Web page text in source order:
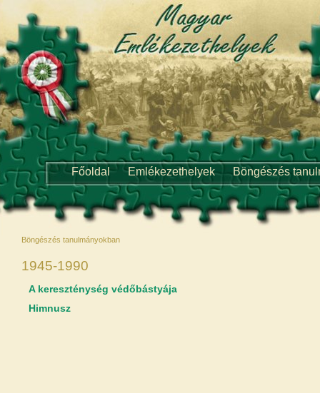
Főoldal Emlékezethelyek Böngészés
Böngészés tanulmányokban
1945-1990
A kereszténység védőbástyája
Himnusz